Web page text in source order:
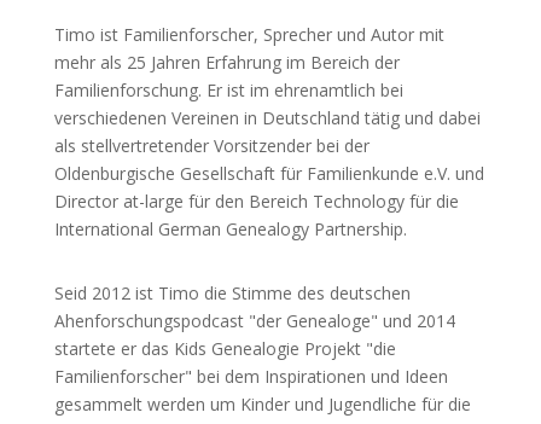
Timo ist Familienforscher, Sprecher und Autor mit
mehr als 25 Jahren Erfahrung im Bereich der
Familienforschung. Er ist im ehrenamtlich bei
verschiedenen Vereinen in Deutschland tätig und dabei
als stellvertretender Vorsitzender bei der
Oldenburgische Gesellschaft für Familienkunde e.V. und
Director at-large für den Bereich Technology für die
International German Genealogy Partnership.
Seid 2012 ist Timo die Stimme des deutschen
Ahenforschungspodcast "der Genealoge" und 2014
startete er das Kids Genealogie Projekt "die
Familienforscher" bei dem Inspirationen und Ideen
gesammelt werden um Kinder und Jugendliche für die